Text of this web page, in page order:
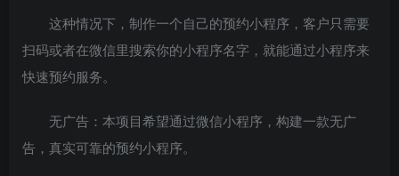
这种情况下，制作一个自己的预约小程序，客户只需要
扫码或者在微信里搜索你的小程序名字，就能通过小程序来
快速预约服务。
无广告：本项目希望通过微信小程序，构建一款无广
告，真实可靠的预约小程序。